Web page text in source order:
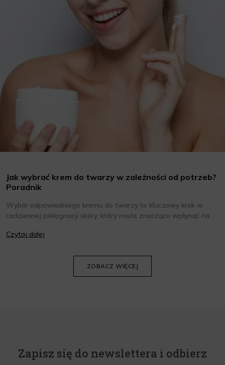
Jak wybrać krem do twarzy w zależności od potrzeb?
Poradnik
Wybór odpowiedniego kremu do twarzy to kluczowy krok w
codziennej pielęgnacji skóry, który może znacząco wpłynąć na
oraz wiedzieć, jak dopasować je do potrzeb własnej skóry.
Czytaj dalej
ZOBACZ WIĘCEJ
Zapisz się do newslettera i odbierz